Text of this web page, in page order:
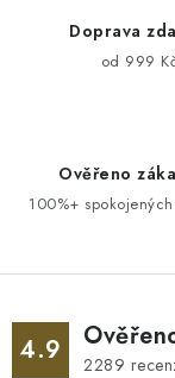
Doprava
od 999
Ověřeno
100%+
4.9 2289